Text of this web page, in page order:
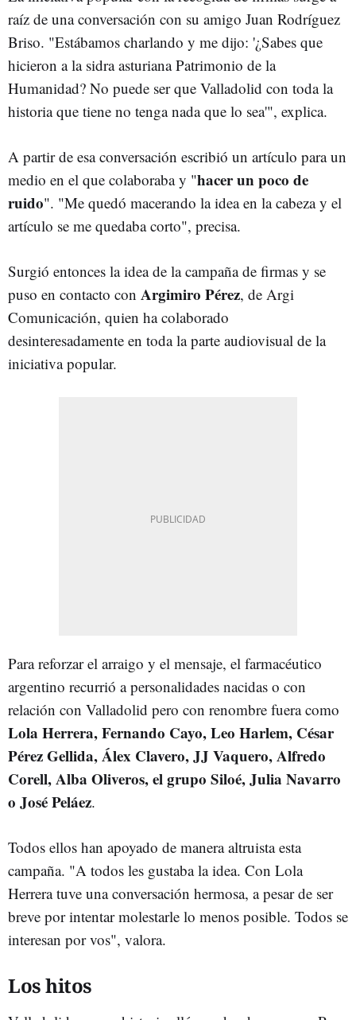
raíz de una conversación con su amigo Juan Rodríguez
Briso. "Estábamos charlando y me dijo: '¿Sabes que
hicieron a la sidra asturiana Patrimonio de la
Humanidad? No puede ser que Valladolid con toda la
historia que tiene no tenga nada que lo sea'", explica.
A partir de esa conversación escribió un artículo para un
medio en el que colaboraba y "hacer un poco de
ruido". "Me quedó macerando la idea en la cabeza y el
artículo se me quedaba corto", precisa.
Surgió entonces la idea de la campaña de firmas y se
puso en contacto con Argimiro Pérez, de Argi
Comunicación, quien ha colaborado
desinteresadamente en toda la parte audiovisual de la
iniciativa popular.
Para reforzar el arraigo y el mensaje, el farmacéutico
argentino recurrió a personalidades nacidas o con
relación con Valladolid pero con renombre fuera como
Lola Herrera, Fernando Cayo, Leo Harlem, César
Pérez Gellida, Álex Clavero, JJ Vaquero, Alfredo
Corell, Alba Oliveros, el grupo Siloé, Julia Navarro
o José Peláez.
Todos ellos han apoyado de manera altruista esta
campaña. "A todos les gustaba la idea. Con Lola
Herrera tuve una conversación hermosa, a pesar de ser
breve por intentar molestarle lo menos posible. Todos se
interesan por vos", valora.
Los hitos